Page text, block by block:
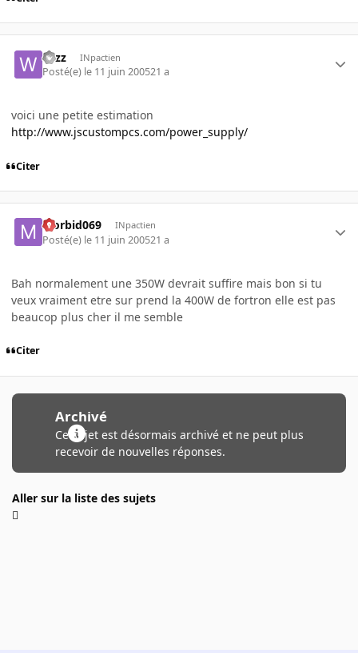
wizz INpactien
Posté(e) le 11 juin 200521 a
voici une petite estimation
http://www.jscustompcs.com/power_supply/
Citer
Morbid069 INpactien
Posté(e) le 11 juin 200521 a
Bah normalement une 350W devrait suffire mais bon si tu
veux vraiment etre sur prend la 400W de fortron elle est pas
beaucop plus cher il me semble
Citer
Archivé
Ce sujet est désormais archivé et ne peut plus
recevoir de nouvelles réponses.
Aller sur la liste des sujets